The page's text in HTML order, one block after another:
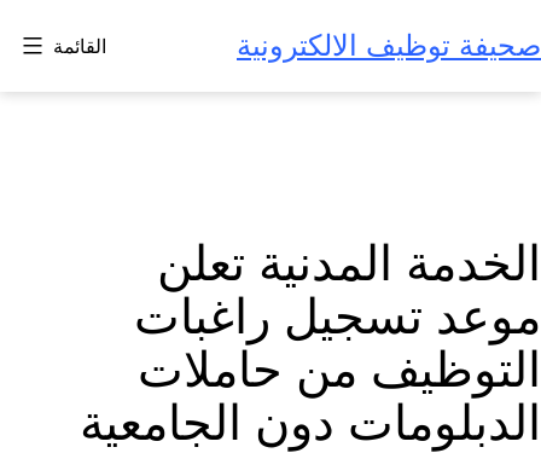
إلى
المحتوى
صحيفة توظيف الالكترونية القائمة
الخدمة المدنية تعلن
موعد تسجيل راغبات
التوظيف من حاملات
الدبلومات دون الجامعية